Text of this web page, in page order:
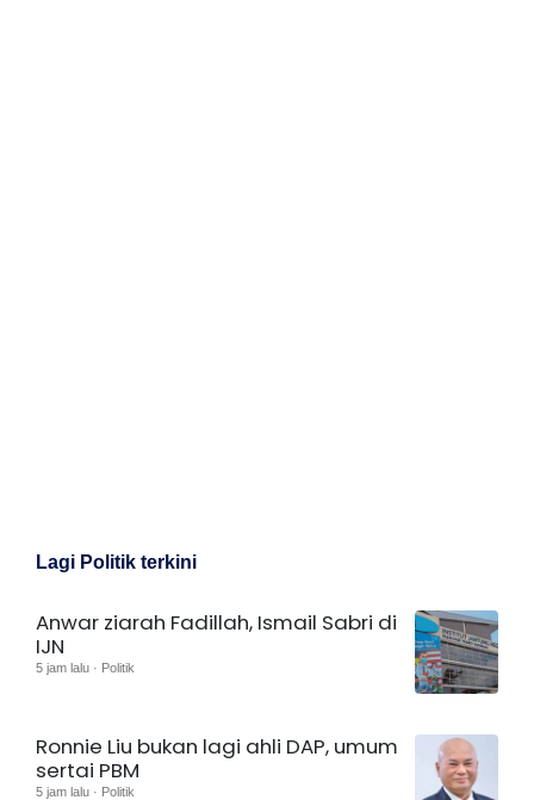
Lagi Politik terkini
Anwar ziarah Fadillah, Ismail Sabri di
IJN
5 jam lalu · Politik
Ronnie Liu bukan lagi ahli DAP, umum
sertai PBM
5 jam lalu · Politik